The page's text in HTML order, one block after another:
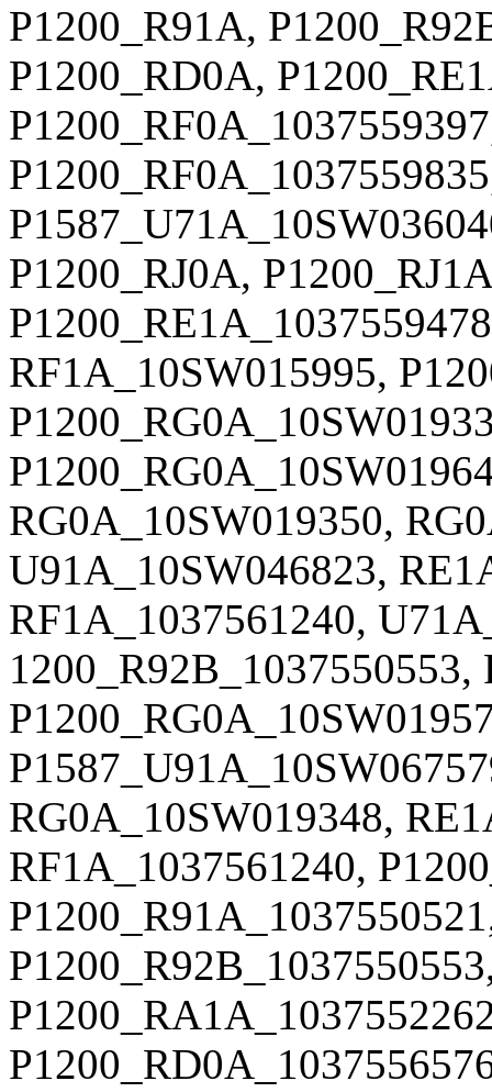
P1200_R91A,
P1200_RD0A,
P1200_RJ0A,
RF1A_10SW015995,
RG0A_10SW019350,
U91A_10SW046823,
RF1A_1037561240,
RG0A_10SW019348,
RF1A_1037561240,